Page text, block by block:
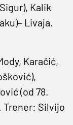
Kalik
Livaja.
Karačić,
(od 78.
Trener: Silvijo